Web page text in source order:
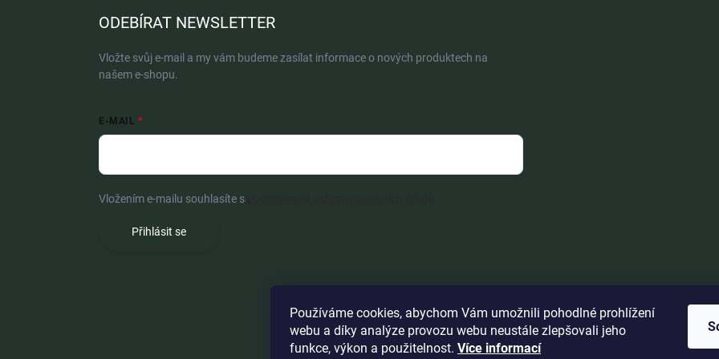
Používáme cookies, abychom Vám umožnili pohodlné prohlížení
webu a díky analýze provozu webu neustále zlepšovali jeho
funkce, výkon a použitelnost. Více informací
ODEBÍRAT NEWSLETTER
Vložte svůj e-mail a my vám budeme zasílat informace o nových produktech na
našem e-shopu.
E-MAIL
Vložením e-mailu souhlasíte s
Přihlásit se